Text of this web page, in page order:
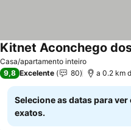
Casa/apartamento inteiro
Kitnet Aconchego
9,8 Excelente 80 a 0.2 km
Selecione as datas para
exatos.